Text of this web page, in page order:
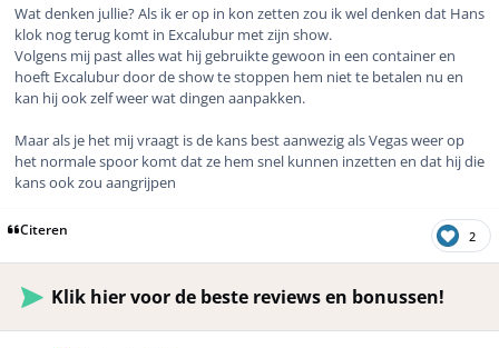
Wat denken jullie? Als ik er op in kon zetten zou ik wel denken dat Hans
klok nog terug komt in Excalubur met zijn show.
Volgens mij past alles wat hij gebruikte gewoon in een container en
hoeft Excalubur door de show te stoppen hem niet te betalen nu en
kan hij ook zelf weer wat dingen aanpakken.
Maar als je het mij vraagt is de kans best aanwezig als Vegas weer op
het normale spoor komt dat ze hem snel kunnen inzetten en dat hij die
kans ook zou aangrijpen
Citeren 2
Klik hier voor de beste reviews en bonussen!